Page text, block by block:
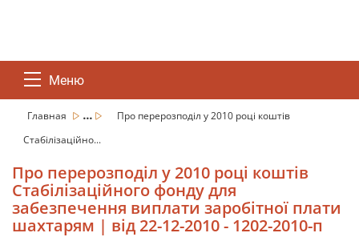
Меню
Главная ...
Про перерозподіл у 2010 році коштів
Стабілізаційно...
Про перерозподіл у 2010 році коштів
Стабілізаційного фонду для
забезпечення виплати заробітної плати
шахтарям | від 22-12-2010 - 1202-2010-п